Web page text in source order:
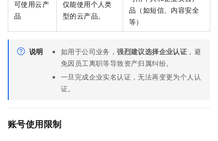
可使用云产
品
仅能使用个人类
型的云产品。
品（如短信、内容安全
等）
说明 如用于公司业务，强烈建议选择企业认证 ，避
免因员工离职等导致资产归属纠纷。
一旦完成企业实名认证，无法再变更为个人认
证。
账号使用限制